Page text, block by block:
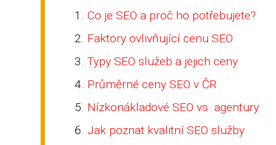
Co je SEO a proč ho potřebujete?
Faktory ovlivňující cenu SEO
Typy SEO služeb a jejich ceny
Průměrné ceny SEO v ČR
Nízkonákladové SEO vs. agentury
Jak poznat kvalitní SEO služby